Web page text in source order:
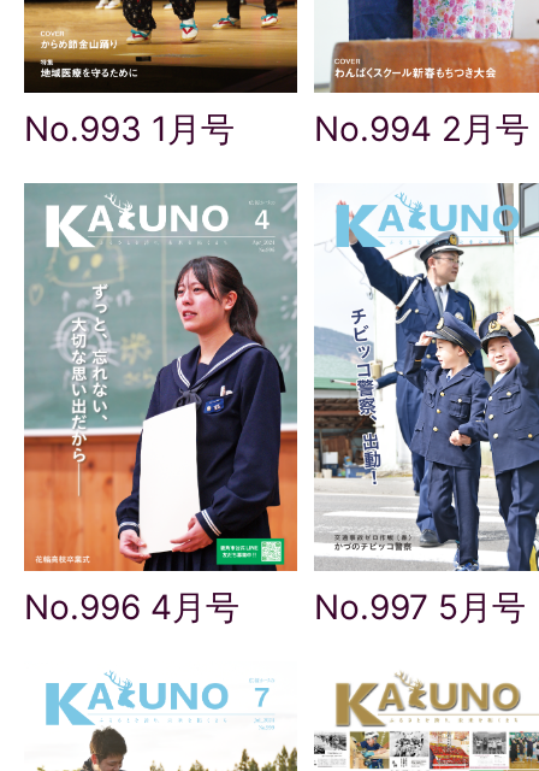
No.993 1月号 No.994 2月号
No.996 4月号 No.997 5月号